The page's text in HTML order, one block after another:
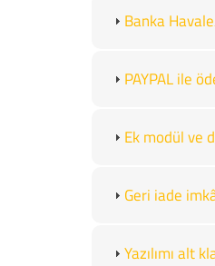
Banka
PAYPAL ile
Ek modül ve
Geri iade
Yazılımı alt